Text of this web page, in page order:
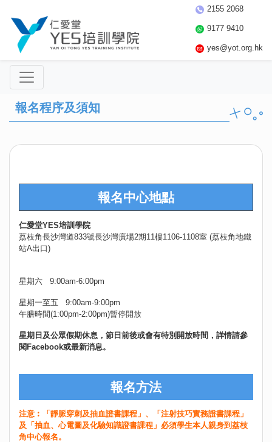
2155 2068
9177 9410
yes@yot.org.hk
報名程序及須知
報名中心地點
仁愛堂YES培訓學院
荔枝角長沙灣道833號長沙灣廣場2期11樓1106-1108室 (荔枝角地鐵
站A出口)
星期六 9:00am-6:00pm
星期一至五 9:00am-9:00pm
午膳時間(1:00pm-2:00pm)暫停開放
星期日及公眾假期休息，節日前後或會有特別開放時間，詳情請參
閱Facebook或最新消息。
報名方法
注意︰「靜脈穿刺及抽血證書課程」、「注射技巧實務證書課程」
及「抽血、心電圖及化驗知識證書課程」必須學生本人親身到荔枝
角中心報名。